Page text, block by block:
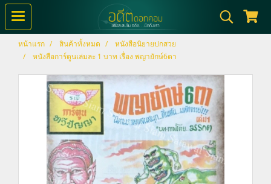
หน้าแรก สินค้าทั้งหมด
หนังสือนิยายปกสวย
หนังสือการ์ตูนเล่มละ 1 บาท เรื่อง พญายักษ์6ตา